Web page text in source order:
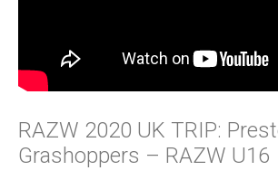
RAZW 2020 UK TRIP:
Grashoppers – RAZW U16